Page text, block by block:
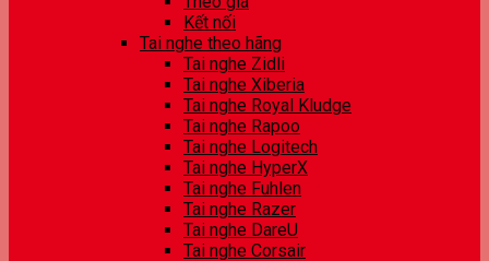
Kết nối
Tai nghe theo hãng
Tai nghe Zidli
Tai nghe Xiberia
Tai nghe Royal Kludge
Tai nghe Rapoo
Tai nghe Logitech
Tai nghe HyperX
Tai nghe Fuhlen
Tai nghe Razer
Tai nghe DareU
Tai nghe Corsair